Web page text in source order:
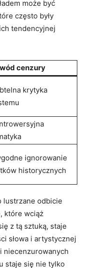
może być
często były
⁣tendencyjnej
cenzury
krytyka
ignorowanie​
historycznych
lustrzane odbicie
które wciąż
z tą sztuką, staje
słowa i artystycznej
niecenzurowanych
staje się nie tylko